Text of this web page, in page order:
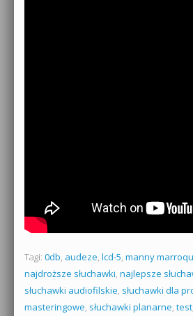
Tagi: 0db, audeze, lcd-5, manny
najdroższe słuchawki, najlepsze
słuchawki audiofilskie, słuchawki dla
masteringowe, słuchawki planarne, test